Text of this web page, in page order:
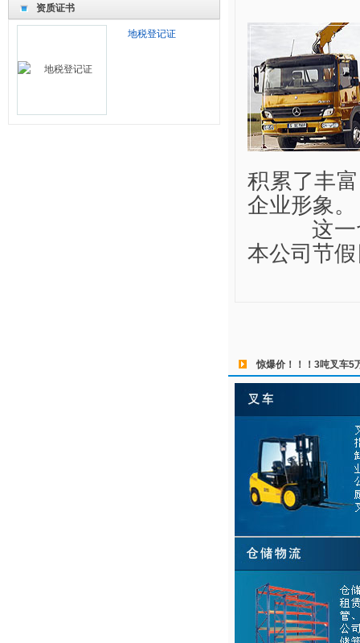
资质证书
地税登记证 税务
积累了丰
企业形象。
这一切
本公司节
惊爆价！！！3吨叉车5